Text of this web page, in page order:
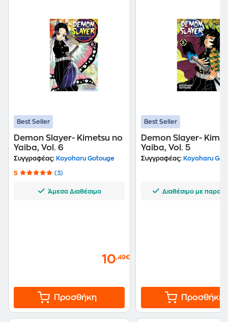
Best Seller
Demon Slayer- Kimetsu no
Yaiba, Vol. 6
Συγγραφέας: Koyoharu Gotouge
5 (3)
Άμεσα Διαθέσιμο
10,49€
Προσθήκη
Best Seller
Demon Slayer-
Yaiba, Vol. 5
Συγγραφέας: Koyoharu
Διαθέσιμο με
Προσθήκη